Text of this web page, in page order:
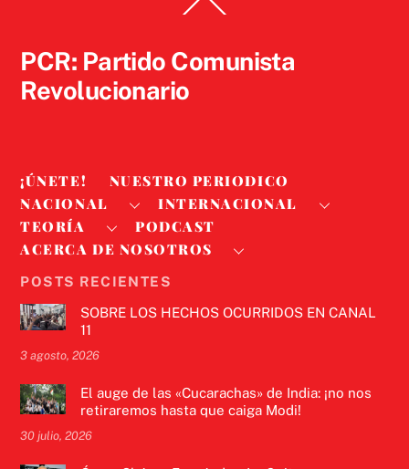
To
PCR: Partido Comunista
Revolucionario
¡ÚNETE!
NUESTRO PERIODICO
NACIONAL
INTERNACIONAL
TEORÍA
PODCAST
ACERCA DE NOSOTROS
POSTS RECIENTES
SOBRE LOS HECHOS OCURRIDOS EN CANAL
11
3 agosto, 2026
El auge de las «Cucarachas» de India: ¡no nos
retiraremos hasta que caiga Modi!
30 julio, 2026